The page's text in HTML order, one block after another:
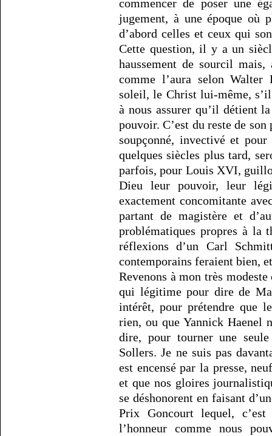
commencer de poser une
jugement, à une époque où
d’abord celles et ceux qui
Cette question, il y a un
haussement de sourcil mais,
comme l’aura selon
soleil, le Christ lui-même,
à nous assurer qu’il détient
pouvoir. C’est du reste de
soupçonné, invectivé et
quelques siècles plus tard,
parfois, pour Louis XVI,
Dieu leur pouvoir, leur
exactement concomitante
partant de magistère et
problématiques propres à la
réflexions d’un Carl
contemporains feraient bien,
Revenons à mon très
qui légitime pour dire de
intérêt, pour prétendre que
rien, ou que Yannick Haenel
dire, pour tourner une
Sollers. Je ne suis pas
est encensé par la presse,
et que nos gloires
se déshonorent en faisant
Prix Goncourt lequel,
l’honneur comme nous